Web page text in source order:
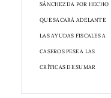
SÁNCHEZ DA POR HECHO
QUE SACARÁ ADELANTE
LAS AYUDAS FISCALES A
CASEROS PESE A LAS
CRÍTICAS DE SUMAR